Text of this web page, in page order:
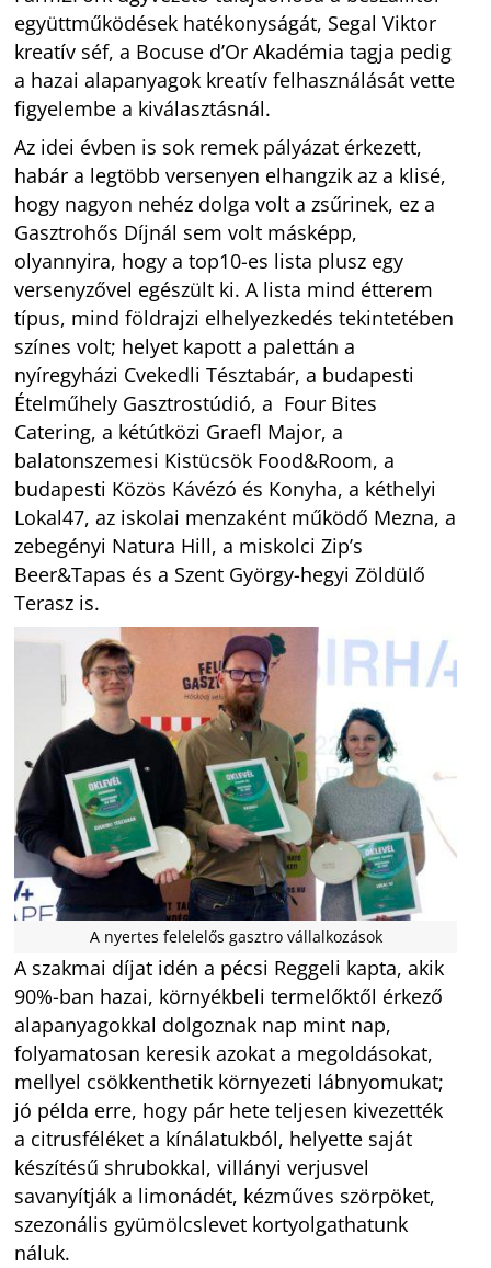
együttműködések hatékonyságát, Segal Viktor
kreatív séf, a Bocuse d’Or Akadémia tagja pedig
a hazai alapanyagok kreatív felhasználását vette
figyelembe a kiválasztásnál.
Az idei évben is sok remek pályázat érkezett,
habár a legtöbb versenyen elhangzik az a klisé,
hogy nagyon nehéz dolga volt a zsűrinek, ez a
Gasztrohős Díjnál sem volt másképp,
olyannyira, hogy a top10-es lista plusz egy
versenyzővel egészült ki. A lista mind étterem
típus, mind földrajzi elhelyezkedés tekintetében
színes volt; helyet kapott a palettán a
nyíregyházi Cvekedli Tésztabár, a budapesti
Ételműhely Gasztrostúdió, a Four Bites
Catering, a kétútközi Graefl Major, a
balatonszemesi Kistücsök Food&Room, a
budapesti Közös Kávézó és Konyha, a kéthelyi
Lokal47, az iskolai menzaként működő Mezna, a
zebegényi Natura Hill, a miskolci Zip’s
Beer&Tapas és a Szent György-hegyi Zöldülő
Terasz is.
A nyertes felelelős gasztro vállalkozások
A szakmai díjat idén a pécsi Reggeli kapta, akik
90%-ban hazai, környékbeli termelőktől érkező
alapanyagokkal dolgoznak nap mint nap,
folyamatosan keresik azokat a megoldásokat,
mellyel csökkenthetik környezeti lábnyomukat;
jó példa erre, hogy pár hete teljesen kivezették
a citrusféléket a kínálatukból, helyette saját
készítésű shrubokkal, villányi verjusvel
savanyítják a limonádét, kézműves szörpöket,
szezonális gyümölcslevet kortyolgathatunk
náluk.